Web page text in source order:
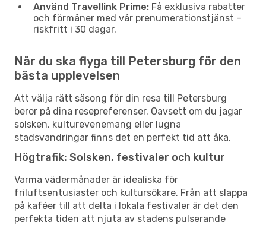
Använd Travellink Prime: Få exklusiva rabatter
och förmåner med vår prenumerationstjänst –
riskfritt i 30 dagar.
När du ska flyga till Petersburg för den
bästa upplevelsen
Att välja rätt säsong för din resa till Petersburg
beror på dina resepreferenser. Oavsett om du jagar
solsken, kulturevenemang eller lugna
stadsvandringar finns det en perfekt tid att åka.
Högtrafik: Solsken, festivaler och kultur
Varma vädermånader är idealiska för
friluftsentusiaster och kultursökare. Från att slappa
på kaféer till att delta i lokala festivaler är det den
perfekta tiden att njuta av stadens pulserande